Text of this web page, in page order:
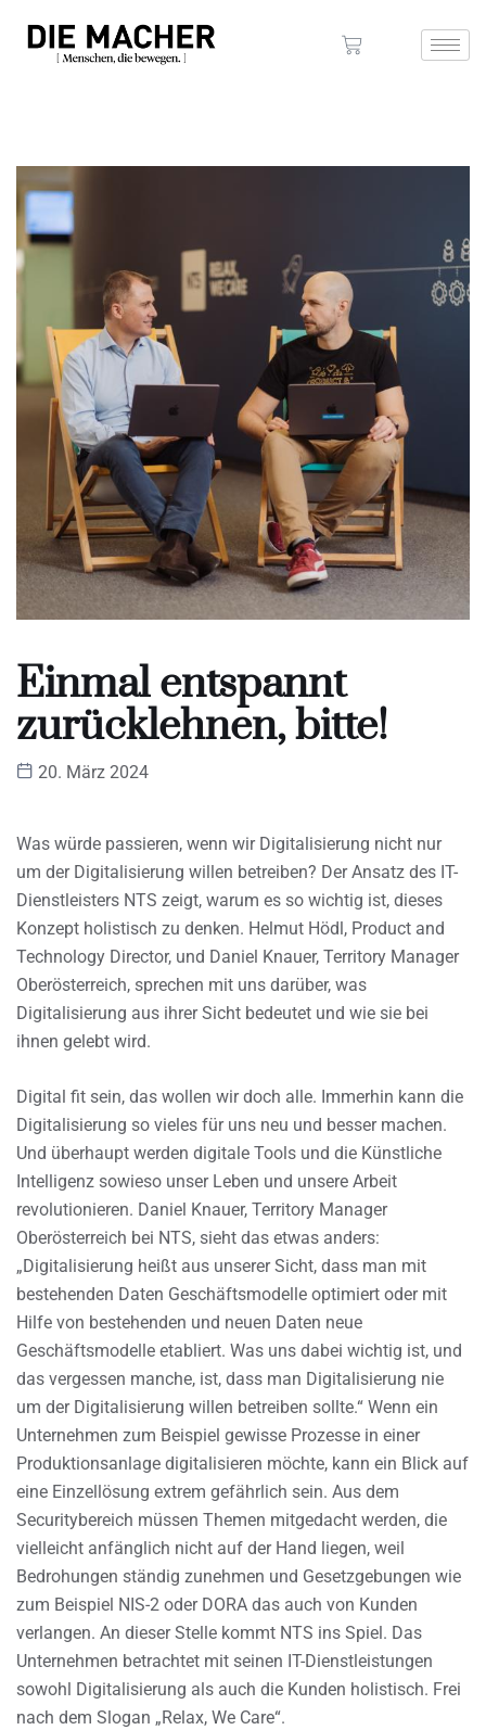
Einmal entspannt
zurücklehnen, bitte!
20. März 2024
Was würde passieren, wenn wir Digitalisierung nicht nur
um der Digitalisierung willen betreiben? Der Ansatz des IT-
Dienstleisters NTS zeigt, warum es so wichtig ist, dieses
Konzept holistisch zu denken. Helmut Hödl, Product and
Technology Director, und Daniel Knauer, Territory Manager
Oberösterreich, sprechen mit uns darüber, was
Digitalisierung aus ihrer Sicht bedeutet und wie sie bei
ihnen gelebt wird.
Digital fit sein, das wollen wir doch alle. Immerhin kann die
Digitalisierung so vieles für uns neu und besser machen.
Und überhaupt werden digitale Tools und die Künstliche
Intelligenz sowieso unser Leben und unsere Arbeit
revolutionieren. Daniel Knauer, Territory Manager
Oberösterreich bei NTS, sieht das etwas anders:
„Digitalisierung heißt aus unserer Sicht, dass man mit
bestehenden Daten Geschäftsmodelle optimiert oder mit
Hilfe von bestehenden und neuen Daten neue
Geschäftsmodelle etabliert. Was uns dabei wichtig ist, und
das vergessen manche, ist, dass man Digitalisierung nie
um der Digitalisierung willen betreiben sollte.“ Wenn ein
Unternehmen zum Beispiel gewisse Prozesse in einer
Produktionsanlage digitalisieren möchte, kann ein Blick auf
eine Einzellösung extrem gefährlich sein. Aus dem
Securitybereich müssen Themen mitgedacht werden, die
vielleicht anfänglich nicht auf der Hand liegen, weil
Bedrohungen ständig zunehmen und Gesetzgebungen wie
zum Beispiel NIS-2 oder DORA das auch von Kunden
verlangen. An dieser Stelle kommt NTS ins Spiel. Das
Unternehmen betrachtet mit seinen IT-Dienstleistungen
sowohl Digitalisierung als auch die Kunden holistisch. Frei
nach dem Slogan „Relax, We Care“.